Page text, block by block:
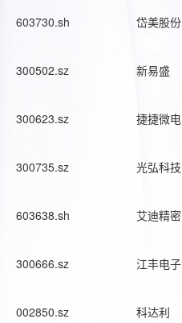
603730.sh 岱美股份
300502.sz 新易盛
300623.sz 捷捷微电
300735.sz 光弘科技
603638.sh 艾迪精密
300666.sz 江丰电子
002850.sz 科达利